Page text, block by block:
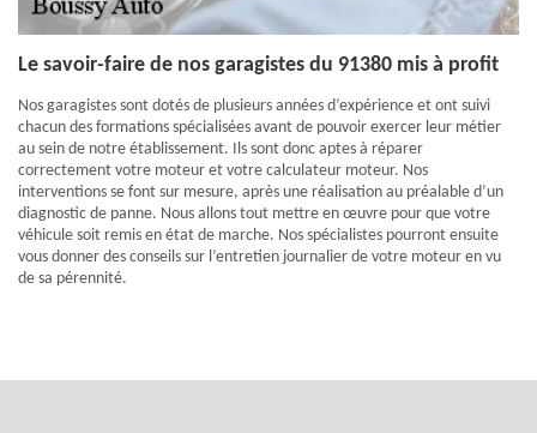
Le savoir-faire de nos garagistes du 91380 mis à profit
Nos garagistes sont dotés de plusieurs années d’expérience et ont suivi
chacun des formations spécialisées avant de pouvoir exercer leur métier
au sein de notre établissement. Ils sont donc aptes à réparer
correctement votre moteur et votre calculateur moteur. Nos
interventions se font sur mesure, après une réalisation au préalable d’un
diagnostic de panne. Nous allons tout mettre en œuvre pour que votre
véhicule soit remis en état de marche. Nos spécialistes pourront ensuite
vous donner des conseils sur l’entretien journalier de votre moteur en vu
de sa pérennité.